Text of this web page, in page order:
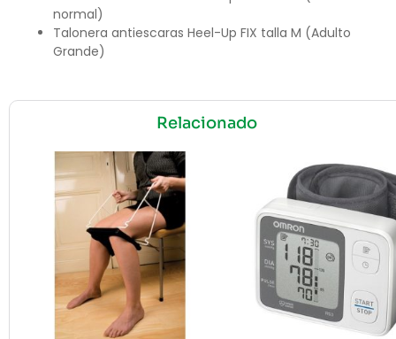
Relacionado
normal)
Talonera antiescaras Heel-Up FIX talla M (Adulto
Grande)